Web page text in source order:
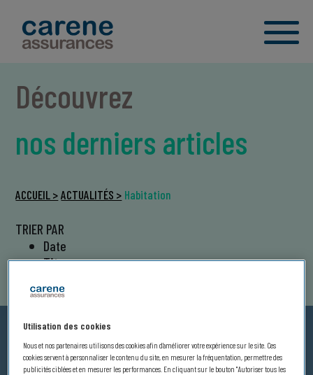
Découvrez
nos derniers articles
ACCUEIL > ACTUALITÉS > Habitation
TRIER PAR
Date
Titre
Utilisation des cookies
Nous et nos partenaires utilisons des cookies afin d’améliorer votre expérience sur le site. Ces
cookies servent à personnaliser le contenu du site, en mesurer la fréquentation, permettre des
publicités ciblées et en mesurer les performances. En cliquant sur le bouton "Autoriser tous les